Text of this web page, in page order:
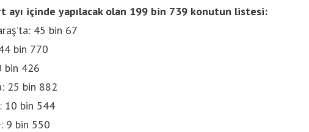
ayı içinde yapılacak olan 199 bin 739 konutun listesi:
45 bin 67
bin 770
bin 426
25 bin 882
10 bin 544
9 bin 550